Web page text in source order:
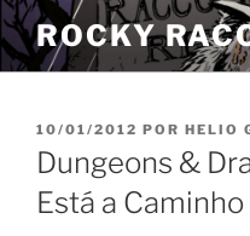
Pular
para
o
ROCKY
PUBLICADO
EM
10/01/2012 POR HELIO
Dungeons &
Está a Caminho